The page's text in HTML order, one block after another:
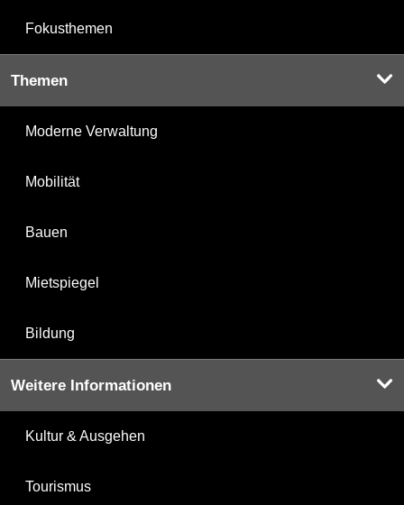
Fokusthemen
Themen
Moderne Verwaltung
Mobilität
Bauen
Mietspiegel
Bildung
Weitere Informationen
Kultur & Ausgehen
Tourismus